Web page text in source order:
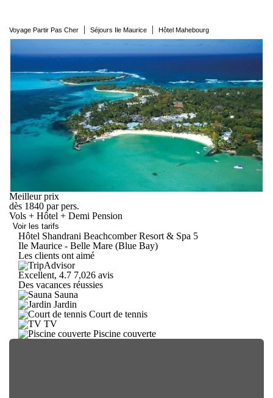
Voyage Partir Pas Cher | Séjours Ile Maurice | Hôtel Mahebourg
Meilleur prix
dès 1840 par pers.
Vols + Hôtel + Demi Pension
Voir les tarifs
Hôtel Shandrani Beachcomber Resort & Spa 5
Ile Maurice - Belle Mare (Blue Bay)
Les clients ont aimé
Excellent, 4.7 7,026 avis
Des vacances réussies
Sauna
Jardin
Court de tennis
TV
Piscine couverte